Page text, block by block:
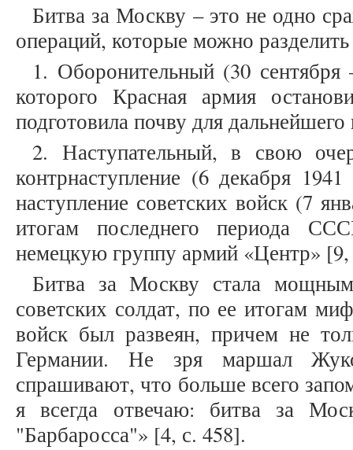
Битва за Москву – это не одно
операций, которые можно
1. Оборонительный (30
которого Красная армия
подготовила почву для
2. Наступательный, в свою
контрнаступление (6 декабря
наступление советских войск (7
итогам последнего периода
немецкую группу армий «Центр»
Битва за Москву стала
советских солдат, по ее итогам
войск был развеян, причем не
Германии. Не зря маршал
спрашивают, что больше всего
я всегда отвечаю: битва за
"Барбаросса"» [4, с. 458].